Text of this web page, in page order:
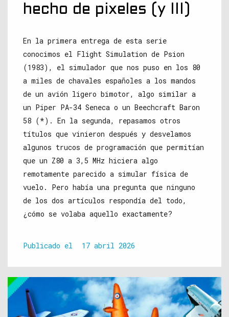
hecho de pixeles (y III)
En la primera entrega de esta serie
conocimos el Flight Simulation de Psion
(1983), el simulador que nos puso en los 80
a miles de chavales españoles a los mandos
de un avión ligero bimotor, algo similar a
un Piper PA-34 Seneca o un Beechcraft Baron
58 (*). En la segunda, repasamos otros
títulos que vinieron después y desvelamos
algunos trucos de programación que permitían
que un Z80 a 3,5 MHz hiciera algo
remotamente parecido a simular física de
vuelo. Pero había una pregunta que ninguno
de los dos artículos respondía del todo,
¿cómo se volaba aquello exactamente?
Publicado el 17 abril 2026